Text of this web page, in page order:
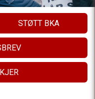
STØTT BKA